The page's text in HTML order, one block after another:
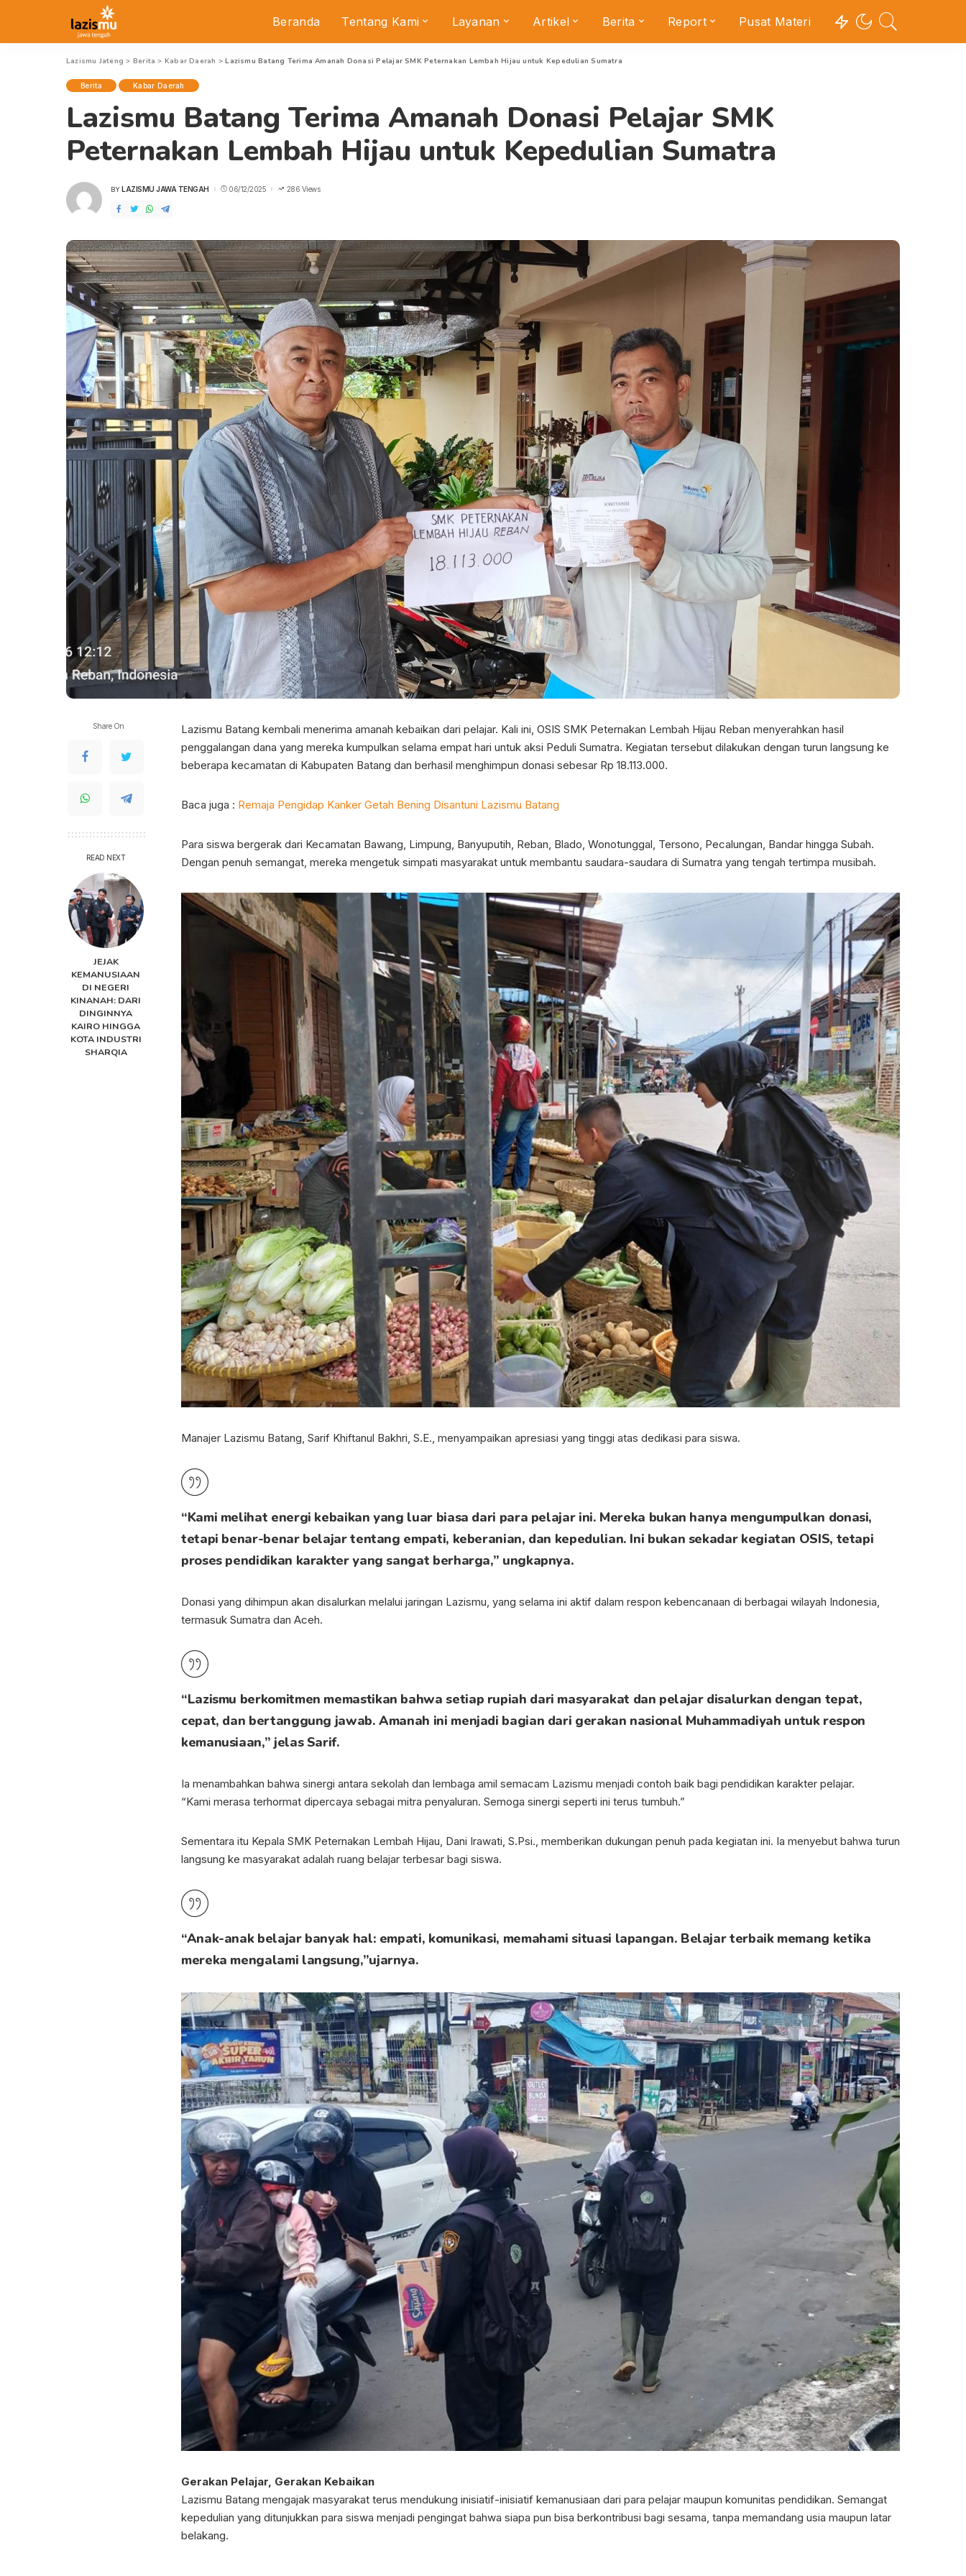
Beranda Tentang Kami Layanan Artikel Berita Report Pusat Materi
Lazismu Jateng > Berita > Kabar Daerah >Lazismu Batang Terima Amanah Donasi Pelajar SMK Peternakan Lembah Hijau untuk Kepedulian Sumatra
Berita Kabar Daerah
Lazismu Batang Terima Amanah Donasi Pelajar SMK
Peternakan Lembah Hijau untuk Kepedulian Sumatra
POSTED
BY LAZISMU JAWA TENGAH 06/12/2025 286 Views
Share On
READ NEXT
JEJAK
KEMANUSIAAN
DI NEGERI
KINANAH: DARI
DINGINNYA
KAIRO HINGGA
KOTA INDUSTRI
SHARQIA
Lazismu Batang kembali menerima amanah kebaikan dari pelajar. Kali ini, OSIS SMK Peternakan Lembah Hijau Reban menyerahkan hasil
penggalangan dana yang mereka kumpulkan selama empat hari untuk aksi Peduli Sumatra. Kegiatan tersebut dilakukan dengan turun langsung ke
beberapa kecamatan di Kabupaten Batang dan berhasil menghimpun donasi sebesar Rp 18.113.000.
Baca juga : Remaja Pengidap Kanker Getah Bening Disantuni Lazismu Batang
Para siswa bergerak dari Kecamatan Bawang, Limpung, Banyuputih, Reban, Blado, Wonotunggal, Tersono, Pecalungan, Bandar hingga Subah.
Dengan penuh semangat, mereka mengetuk simpati masyarakat untuk membantu saudara-saudara di Sumatra yang tengah tertimpa musibah.
Manajer Lazismu Batang, Sarif Khiftanul Bakhri, S.E., menyampaikan apresiasi yang tinggi atas dedikasi para siswa.
“Kami melihat energi kebaikan yang luar biasa dari para pelajar ini. Mereka bukan hanya mengumpulkan donasi,
tetapi benar-benar belajar tentang empati, keberanian, dan kepedulian. Ini bukan sekadar kegiatan OSIS, tetapi
proses pendidikan karakter yang sangat berharga,” ungkapnya.
Donasi yang dihimpun akan disalurkan melalui jaringan Lazismu, yang selama ini aktif dalam respon kebencanaan di berbagai wilayah Indonesia,
termasuk Sumatra dan Aceh.
“Lazismu berkomitmen memastikan bahwa setiap rupiah dari masyarakat dan pelajar disalurkan dengan tepat,
cepat, dan bertanggung jawab. Amanah ini menjadi bagian dari gerakan nasional Muhammadiyah untuk respon
kemanusiaan,” jelas Sarif.
Ia menambahkan bahwa sinergi antara sekolah dan lembaga amil semacam Lazismu menjadi contoh baik bagi pendidikan karakter pelajar.
“Kami merasa terhormat dipercaya sebagai mitra penyaluran. Semoga sinergi seperti ini terus tumbuh.”
Sementara itu Kepala SMK Peternakan Lembah Hijau, Dani Irawati, S.Psi., memberikan dukungan penuh pada kegiatan ini. Ia menyebut bahwa turun
langsung ke masyarakat adalah ruang belajar terbesar bagi siswa.
“Anak-anak belajar banyak hal: empati, komunikasi, memahami situasi lapangan. Belajar terbaik memang ketika
mereka mengalami langsung,”ujarnya.
Gerakan Pelajar, Gerakan Kebaikan
Lazismu Batang mengajak masyarakat terus mendukung inisiatif-inisiatif kemanusiaan dari para pelajar maupun komunitas pendidikan. Semangat
kepedulian yang ditunjukkan para siswa menjadi pengingat bahwa siapa pun bisa berkontribusi bagi sesama, tanpa memandang usia maupun latar
belakang.